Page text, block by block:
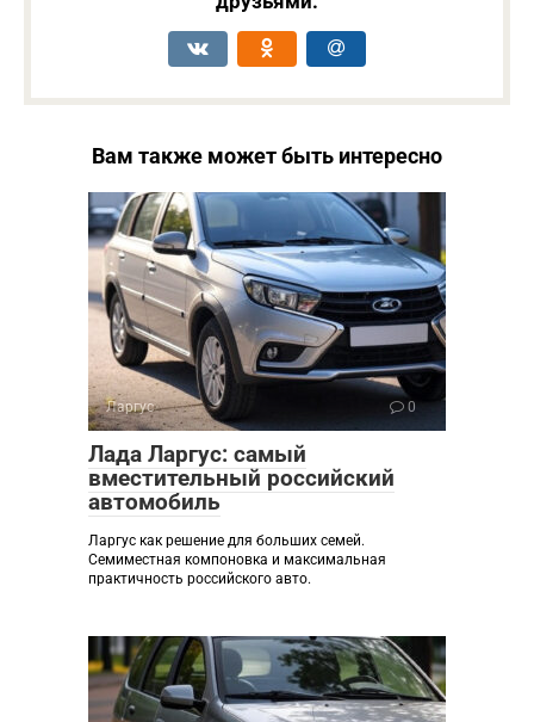
Вам также может быть интересно
Ларгус 0
Лада Ларгус: самый
вместительный российский
автомобиль
Ларгус как решение для больших семей.
Семиместная компоновка и максимальная
практичность российского авто.